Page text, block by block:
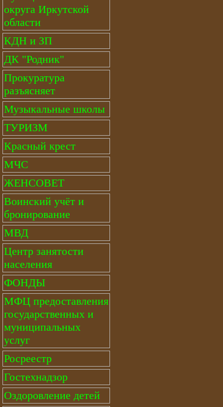
округа Иркутской
области
КДН и ЗП
ДК "Родник"
Прокуратура
разъясняет
Музыкальные школы
ТУРИЗМ
Красный крест
МЧС
ЖЕНСОВЕТ
Воинский учёт и
бронирование
МВД
Центр занятости
населения
ФОНДЫ
МФЦ предоставления
государственных и
муниципальных
услуг
Росреестр
Гостехнадзор
Оздоровление детей